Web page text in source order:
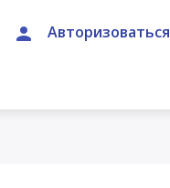
Авторизоваться